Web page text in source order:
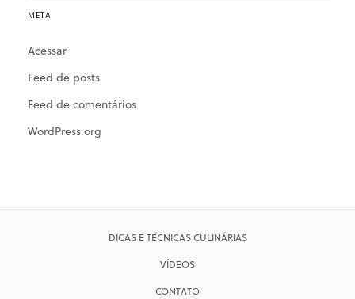
META
Acessar
Feed de posts
Feed de comentários
WordPress.org
DICAS E TÉCNICAS CULINÁRIAS
VÍDEOS
CONTATO